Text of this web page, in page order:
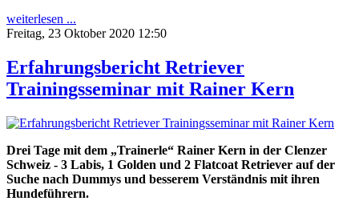
weiterlesen ...
Freitag, 23 Oktober 2020 12:50
Erfahrungsbericht Retriever
Trainingsseminar mit Rainer Kern
Drei Tage mit dem „Trainerle“ Rainer Kern in der Clenzer
Schweiz - 3 Labis, 1 Golden und 2 Flatcoat Retriever auf der
Suche nach Dummys und besserem Verständnis mit ihren
Hundeführern.